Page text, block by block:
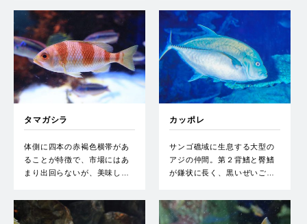
タマガシラ
体側に四本の赤褐色横帯があ
ることが特徴で、市場にはあ
まり出回らないが、美味し…
カッポレ
サンゴ礁域に生息する大型の
アジの仲間。第２背鰭と臀鰭
が鎌状に長く、黒いぜいご…